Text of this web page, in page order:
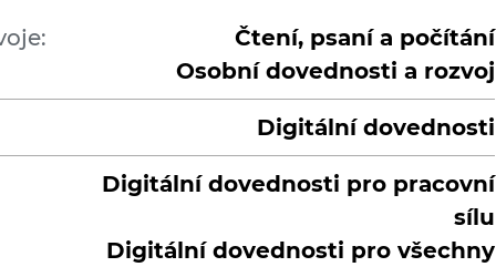
Čtení, psaní a počítání
Osobní dovednosti a rozvoj
Digitální dovednosti
Digitální dovednosti pro pracovní
sílu
Digitální dovednosti pro všechny